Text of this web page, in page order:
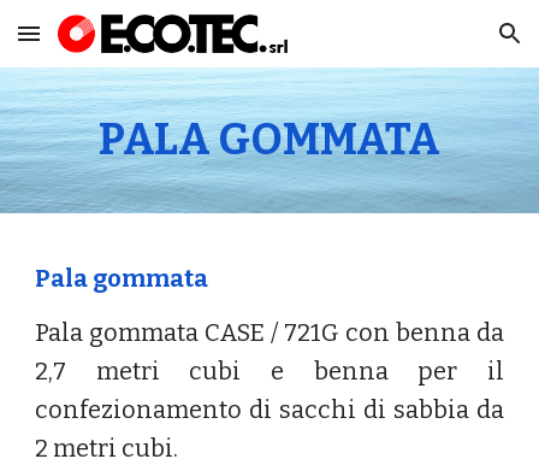
Skip to main content Skip to navigation
PALA GOMMATA
Pala gommata
Pala gommata CASE / 721G con benna da
2,7 metri cubi e benna per il
confezionamento di sacchi di sabbia da
2 metri cubi.